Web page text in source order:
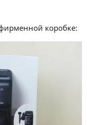
коробке: